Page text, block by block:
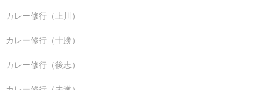
カレー修行（上川）
カレー修行（十勝）
カレー修行（後志）